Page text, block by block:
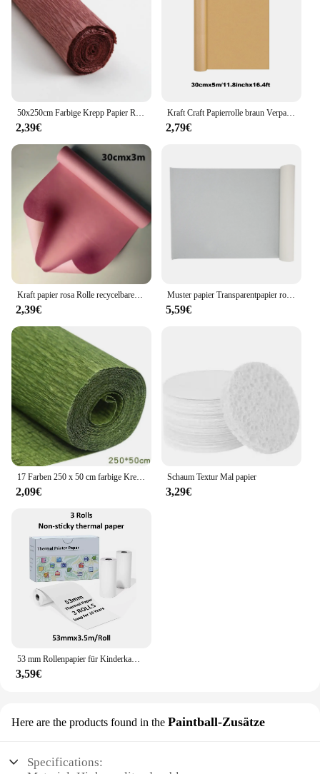
50x250cm Farbige Krepp Papier Rolle Origami Gefältelt Krepp Papier Handwerk DIY Blumen Dekoration Geschenk Verpackung Papier Handwerk
2,39€
Kraft Craft Papierrolle braun Verpackungs material Origami Papier Blumen verpackung Sammelalbum Vintage handgemachtes Dekor papier als Geschenk
2,79€
Kraft papier rosa Rolle recycelbares Papier perfekt zum Einwickeln, Basteln, Verpacken, Bodenbelag, Stau, Paket, Tisch läufer,
2,39€
Muster papier Transparentpapier rolle weißes hoch transparentes Muster papier zum Nähen von Schneiderei-Skizzen zeichnung
5,59€
2,09€
Schaum Textur Mal papier
3,29€
3,59€
Here are the products found in the Paintball-Zusätze
Specifications: